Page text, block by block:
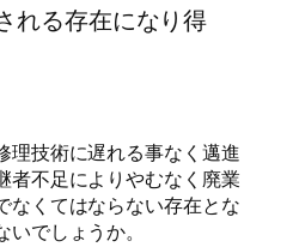
れる存在になり得
理技術に遅れる事なく邁進
者不足によりやむなく廃業
なくてはならない存在とな
でしょうか。